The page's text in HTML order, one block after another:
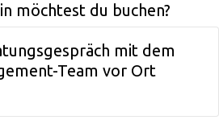
möchtest du buchen?
mit dem
Team vor Ort